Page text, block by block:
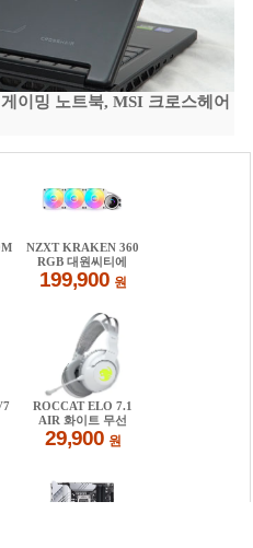
이밍 노트북, MSI 크로스헤어